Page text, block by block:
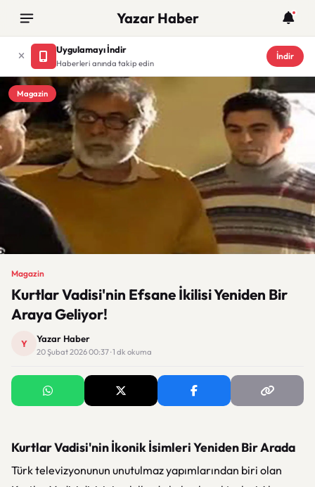
Yazar Haber
Uygulamayı İndir
Haberleri anında takip edin
İndir
Magazin
Magazin
Kurtlar Vadisi'nin Efsane İkilisi Yeniden Bir
Araya Geliyor!
Y Yazar Haber
20 Şubat 2026 00:37 · 1 dk okuma
Kurtlar Vadisi'nin İkonik İsimleri Yeniden Bir Arada
Türk televizyonunun unutulmaz yapımlarından biri olan